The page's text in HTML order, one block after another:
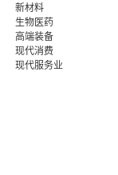
新材料
生物医药
高端装备
现代消费
现代服务业